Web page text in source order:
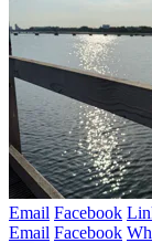
Email Facebook
Email Facebook